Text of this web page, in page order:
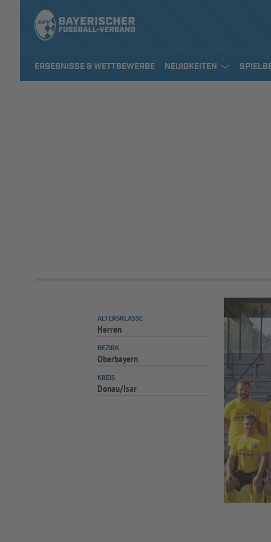
ERGEBNISSE & WETTBEWERBE NEUIGKEITEN
ALTERSKLASSE
Herren
BEZIRK
Oberbayern
KREIS
Donau/Isar